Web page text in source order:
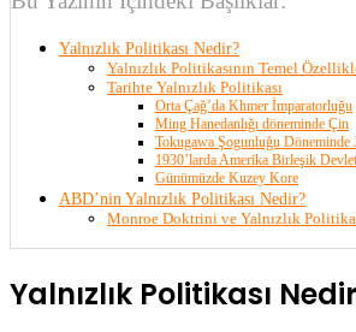
Yalnızlık Politikası Nedir?
Yalnızlık Politikasının Temel
Tarihte Yalnızlık Politikası
Orta Çağ’da Khmer İmparatorluğu
Ming Hanedanlığı döneminde Çin
Tokugawa Şogunluğu Döneminde
1930’larda Amerika Birleşik
Günümüzde Kuzey Kore
ABD’nin Yalnızlık Politikası Nedir?
Monroe Doktrini ve Yalnızlık
Yalnızlık Politikası